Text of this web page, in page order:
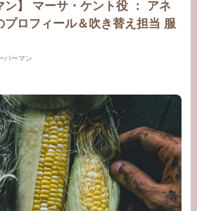
ン】 マーサ・ケント役 ： アネ
プロフィール＆吹き替え担当 服
パーマン